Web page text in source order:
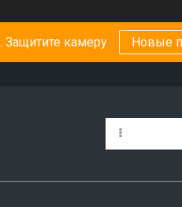
камеру Новые